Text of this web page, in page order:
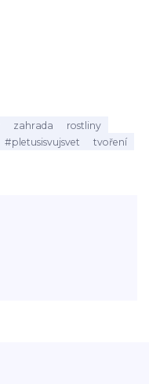
zahrada
rostliny
#pletusisvujsvet tvoření